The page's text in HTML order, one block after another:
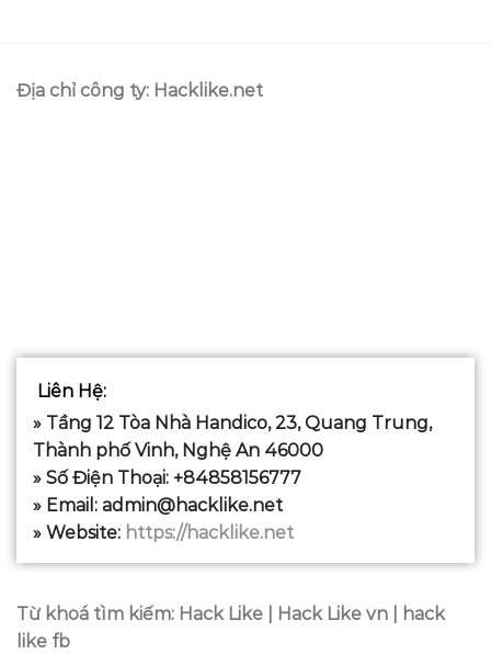
Địa chỉ công ty: Hacklike.net
Liên Hệ:
» Tầng 12 Tòa Nhà Handico, 23, Quang Trung,
Thành phố Vinh, Nghệ An 46000
» Số Điện Thoại: +84858156777
» Email: admin@hacklike.net
» Website: https://hacklike.net
Từ khoá tìm kiếm: Hack Like | Hack Like vn | hack
like fb